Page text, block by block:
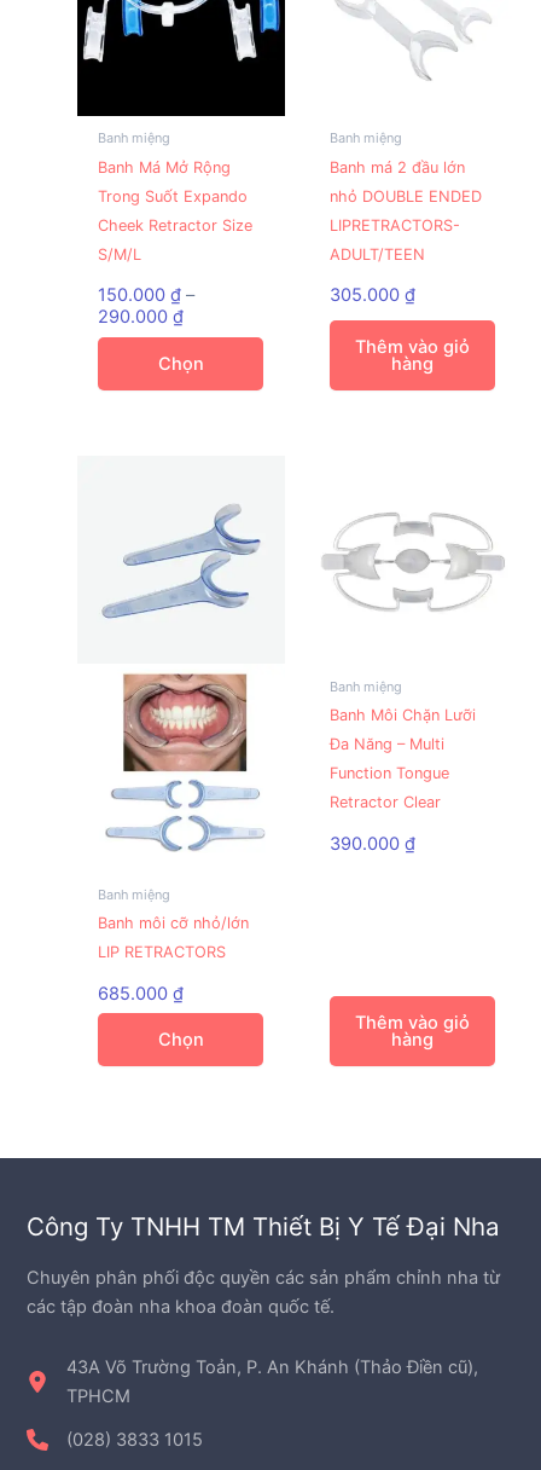
Banh miệng
Banh Má Mở Rộng
Trong Suốt Expando
Cheek Retractor Size
S/M/L
150.000₫ –
290.000₫Khoảng
giá:
từ
150.000 ₫
Chọn
Sản
phẩm
này
có
nhiều
biến
thể.
Các
trên
sản
Banh miệng
Banh má 2 đầu lớn
nhỏ DOUBLE ENDED
LIPRETRACTORS-
ADULT/TEEN
305.000₫
Thêm vào giỏ
hàng
Banh miệng
Banh môi cỡ nhỏ/lớn
LIP RETRACTORS
685.000₫
Chọn
Sản
phẩm
này
có
nhiều
thể.
chọn
thể
được
chọn
trên
sản
phẩm
Banh miệng
Banh Môi Chặn Lưỡi
Đa Năng – Multi
Function Tongue
Retractor Clear
390.000₫
Thêm vào giỏ
hàng
Công Ty TNHH TM Thiết Bị Y Tế Đại Nha
Chuyên phân phối độc quyền các sản phẩm chỉnh nha từ
các tập đoàn nha khoa đoàn quốc tế.
43A Võ Trường Toản, P. An Khánh (Thảo Điền cũ),
TPHCM
(028) 3833 1015